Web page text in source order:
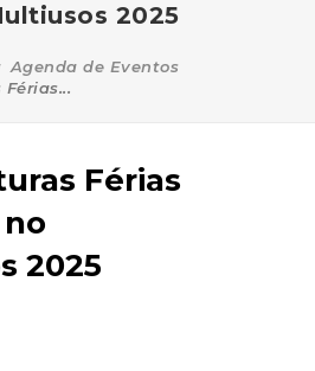
2025
Agenda de Eventos
Férias
2025